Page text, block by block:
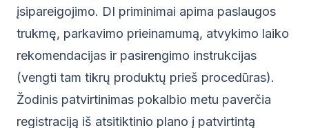
įsipareigojimo. DI priminimai apima paslaugos
trukmę, parkavimo prieinamumą, atvykimo laiko
rekomendacijas ir pasirengimo instrukcijas
(vengti tam tikrų produktų prieš procedūras).
Žodinis patvirtinimas pokalbio metu paverčia
registraciją iš atsitiktinio plano į patvirtintą